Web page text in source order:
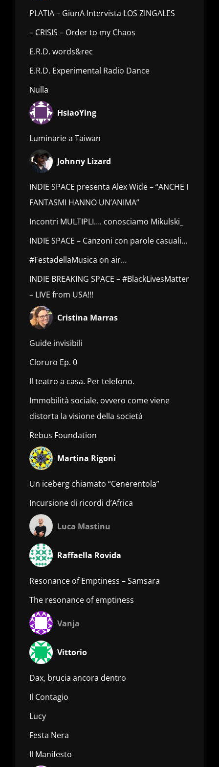
PLATIA – GiunA Intervista LOS ZINGALES
– CRISIS – Order to my Chaos
E.R.D. words&rec
E.R.D. Experimental Radio Dance
Nulla
HsiaoYing
Luminarie a Taiwan
Johnny Lizard
INDIE SPACE presenta Alex Wide – “ANCHE I
FANTASMI HANNO UN’ANIMA”
Incontri MULTIPLI…. conosciamo Mikulski_
INDIE SPACE – Canzoni con parole casuali…
#FestadellaMusica on air…
INDIE BREAKING SPACE – #BlackLivesMatter
– LIVE from USA!!!
Cristina Marras
Guide invisibili
Cloruro Ep. 0
Il teatro a casa. Per telefono.
Immobilità sociale, ovvero come viene
distorta la visione della società
Rebus Foundation
Martina Rigoni
Un iceberg chiamato “Cenerentola”
Incursione di ricordi d’Africa
Luca Mastinu
Raffaella Rovida
Resonance of Emptiness – Samsara
The resonance of emptiness
Vanja
Vittorio
Dax, brucia ancora dentro
Il Contagio
Lucy
Festa Nera
Il Manifesto